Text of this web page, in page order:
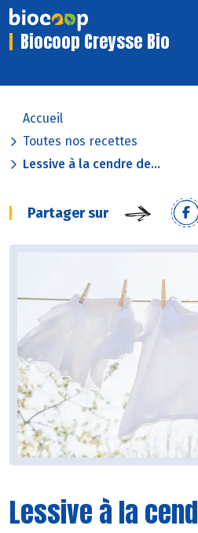
Biocoop Creysse Bio
Accueil
Toutes nos recettes
Lessive à la cendre de...
Partager sur
Lessive à la